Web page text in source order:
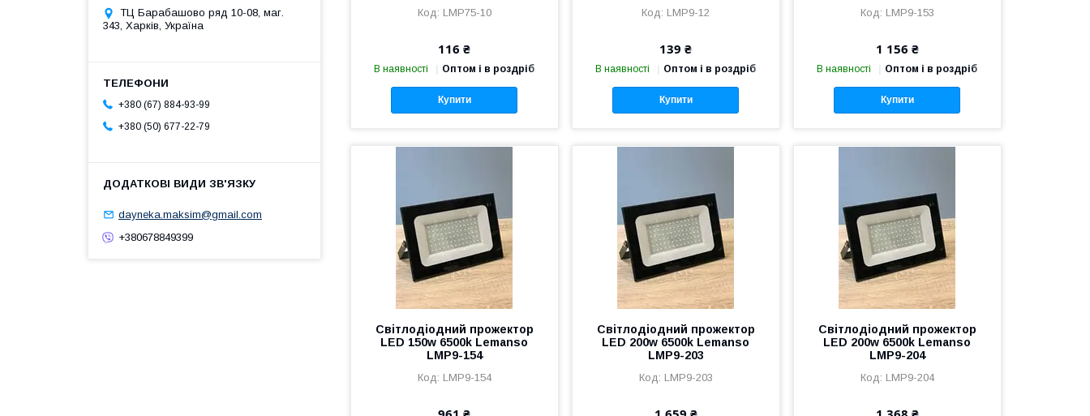
LMP75-10
116 ₴
В наявності Оптом і в роздріб
Купити
LMP9-12
139 ₴
В наявності Оптом і в роздріб
Купити
LMP9-153
1 156 ₴
В наявності Оптом і в роздріб
Купити
Світлодіодний прожектор
LED 150w 6500k Lemanso
LMP9-154
LMP9-154
Світлодіодний прожектор
LED 200w 6500k Lemanso
LMP9-203
LMP9-203
Світлодіодний прожектор
LED 200w 6500k Lemanso
LMP9-204
LMP9-204
ТЦ Барабашово ряд 10-08, маг.
343, Харків, Україна
+380 (67) 884-93-99
+380 (50) 677-22-79
dayneka.maksim@gmail.com
+380678849399